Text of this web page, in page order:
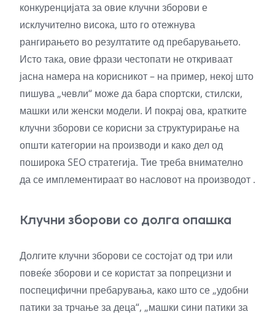
конкуренцијата за овие клучни зборови е
исклучително висока, што го отежнува
рангирањето во резултатите од пребарувањето.
Исто така, овие фрази честопати не откриваат
јасна намера на корисникот – на пример, некој што
пишува „чевли“ може да бара спортски, стилски,
машки или женски модели. И покрај ова, кратките
клучни зборови се корисни за структурирање на
општи категории на производи и како дел од
поширока SEO стратегија. Тие треба внимателно
дасе имплементираат во насловот на производот .
Клучни зборови со долга опашка
Долгите клучни зборови се состојат од три или
повеќе зборови и се користат за попрецизни и
поспецифични пребарувања, како што се „удобни
патики за трчање за деца“, „машки сини патики за